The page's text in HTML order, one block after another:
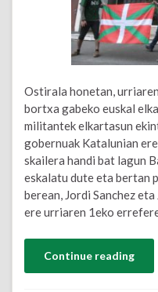
Ostirala honetan,
bortxa gabeko euskal
militantek elkartasun
gobernuak Katalunian
skailera handi bat lagun
eskalatu dute eta bertan
berean, Jordi Sanchez
ere urriaren 1eko
Continue reading